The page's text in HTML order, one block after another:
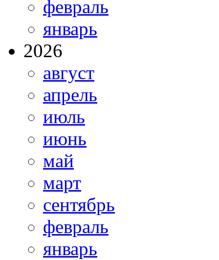
февраль
январь
2026
август
апрель
июль
июнь
май
март
сентябрь
февраль
январь